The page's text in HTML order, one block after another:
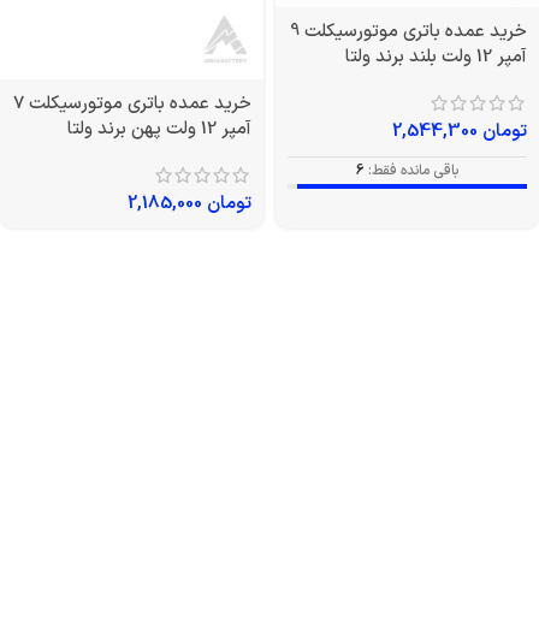
خرید عمده باتری موتورسیکلت 9
آمپر 12 ولت بلند برند ولتا
تومان
باقی مانده فقط: 6
خرید عمده باتری موتورسیکلت 7
آمپر 12 ولت پهن برند ولتا
تومان